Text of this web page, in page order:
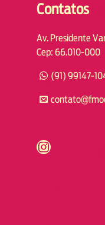
Contatos
Av. Presidente
Cep: 66.010-000
(91) 99147-
https://www.instagram.com/fmodia.cabofrio/